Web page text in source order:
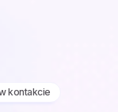
kontakcie